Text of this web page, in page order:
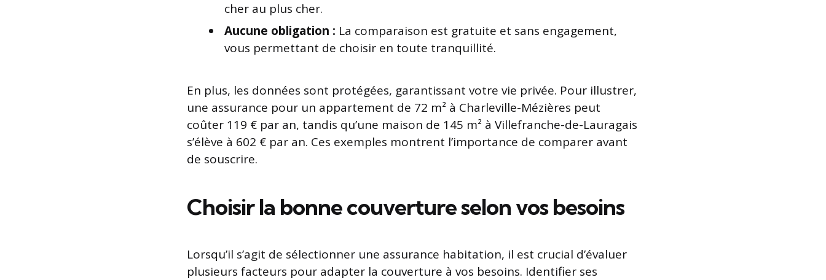
cher au plus cher.
Aucune obligation : La comparaison est gratuite et sans engagement,
vous permettant de choisir en toute tranquillité.
En plus, les données sont protégées, garantissant votre vie privée. Pour illustrer,
une assurance pour un appartement de 72 m² à Charleville-Mézières peut
coûter 119 € par an, tandis qu’une maison de 145 m² à Villefranche-de-Lauragais
s’élève à 602 € par an. Ces exemples montrent l’importance de comparer avant
de souscrire.
Choisir la bonne couverture selon vos besoins
Lorsqu’il s’agit de sélectionner une assurance habitation, il est crucial d’évaluer
plusieurs facteurs pour adapter la couverture à vos besoins. Identifier ses